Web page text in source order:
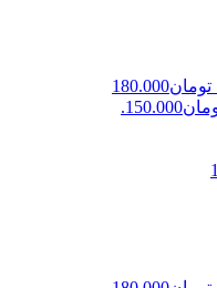
قیمت اصلی: تومان180.000